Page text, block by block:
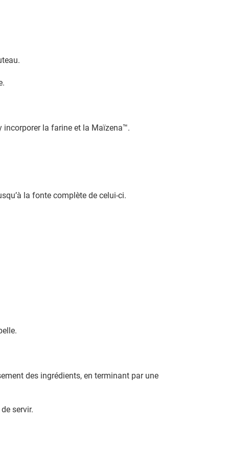
incorporer la farine et la Maïzena™.
la fonte complète de celui-ci.
des ingrédients, en terminant par une
servir.